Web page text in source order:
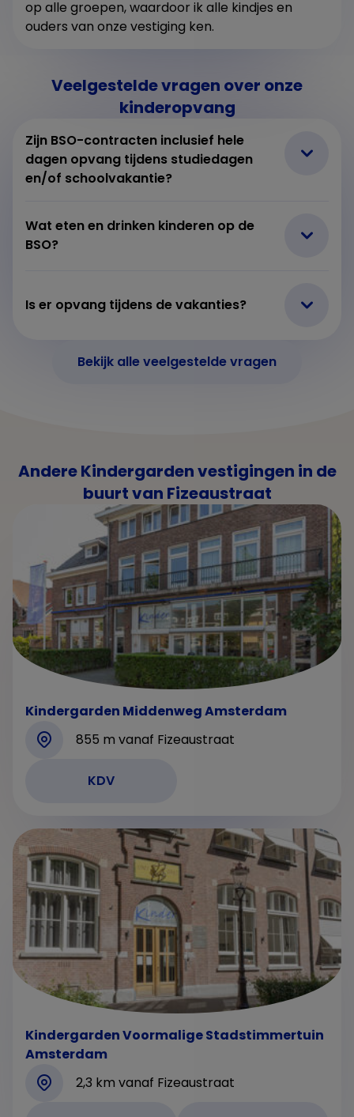
op alle groepen, waardoor ik alle kindjes en
ouders van onze vestiging ken.
Veelgestelde vragen over onze
kinderopvang
Zijn BSO-contracten inclusief hele
dagen opvang tijdens studiedagen
en/of schoolvakantie?
Wat eten en drinken kinderen op de
BSO?
Is er opvang tijdens de vakanties?
Bekijk alle veelgestelde vragen
Andere Kindergarden vestigingen in de
buurt van Fizeaustraat
Kindergarden Middenweg Amsterdam
855 m vanaf Fizeaustraat
KDV
Kindergarden Voormalige Stadstimmertuin
Amsterdam
2,3 km vanaf Fizeaustraat